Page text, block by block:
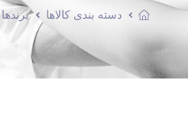
دسته بندی کالاها برندها